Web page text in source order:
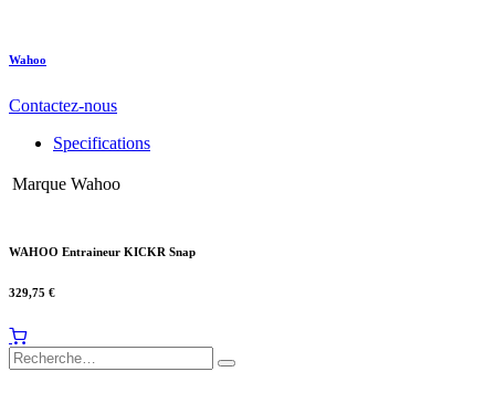
Wahoo
Contactez-nous
Specifications
Marque Wahoo
WAHOO Entraineur KICKR Snap
329,75 €